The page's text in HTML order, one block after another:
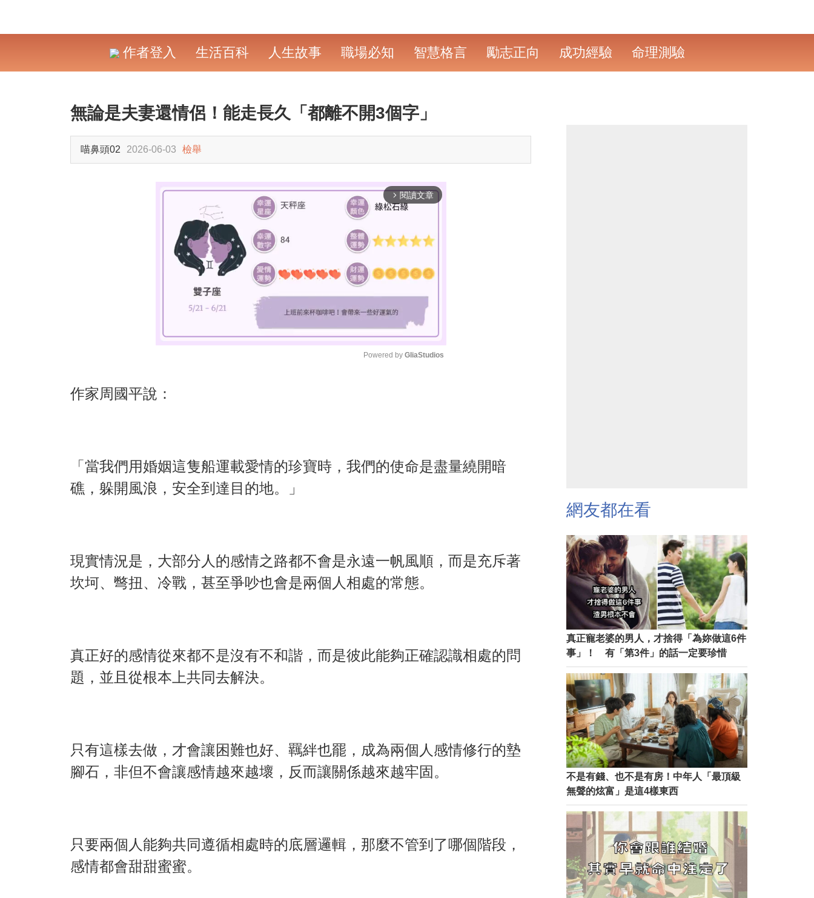
作者登入 生活百科 人生故事 職場必知 智慧格言 勵志正向 成功經驗 命理測驗
無論是夫妻還情侶！能走長久「都離不開3個字」
喵鼻頭02 2026-06-03 檢舉
arrow_forward_ios 閱讀文章
Powered by GliaStudios
作家周國平說：
「當我們用婚姻這隻船運載愛情的珍寶時，我們的使命是盡量繞開暗
礁，躲開風浪，安全到達目的地。」
現實情況是，大部分人的感情之路都不會是永遠一帆風順，而是充斥著
坎坷、彆扭、冷戰，甚至爭吵也會是兩個人相處的常態。
真正好的感情從來都不是沒有不和諧，而是彼此能夠正確認識相處的問
題，並且從根本上共同去解決。
只有這樣去做，才會讓困難也好、羈絆也罷，成為兩個人感情修行的墊
腳石，非但不會讓感情越來越壞，反而讓關係越來越牢固。
只要兩個人能夠共同遵循相處時的底層邏輯，那麼不管到了哪個階段，
感情都會甜甜蜜蜜。
網友都在看
真正寵老婆的男人，才捨得「為妳做這6件
事」！ 有「第3件」的話一定要珍惜
不是有錢、也不是有房！中年人「最頂級
無聲的炫富」是這4樣東西